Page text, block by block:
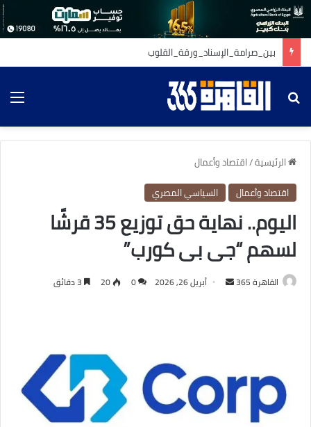
بين_صرامة_الإسناد_ورقة_القلوب
بحث عن
الرئيسية/اقتصاد وأعمال
اقتصاد وأعمال
السياسي المصري
اليوم.. نهاية حق توزيع 35 قرشًا
لسهم “جى بى كورب”
القاهرة 365
أرسل أبريل 26, 2026 0
20